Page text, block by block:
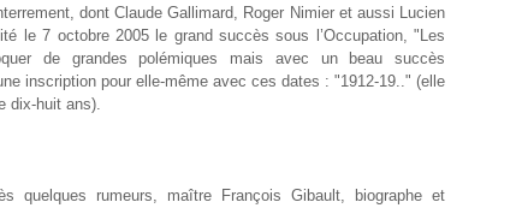
dont Claude Gallimard, Roger Nimier et aussi Lucien
le 7 octobre 2005 le grand succès sous l’Occupation, "Les
de grandes polémiques mais avec un beau succès
inscription pour elle-même avec ces dates : "1912-19.." (elle
dix-huit ans).
quelques rumeurs, maître François Gibault, biographe et